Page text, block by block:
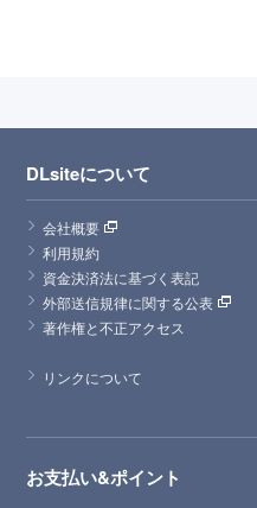
DLsiteについて
会社概要
利用規約
資金決済法に基づく表記
外部送信規律に関する公表
著作権と不正アクセス
リンクについて
お支払い&ポイント